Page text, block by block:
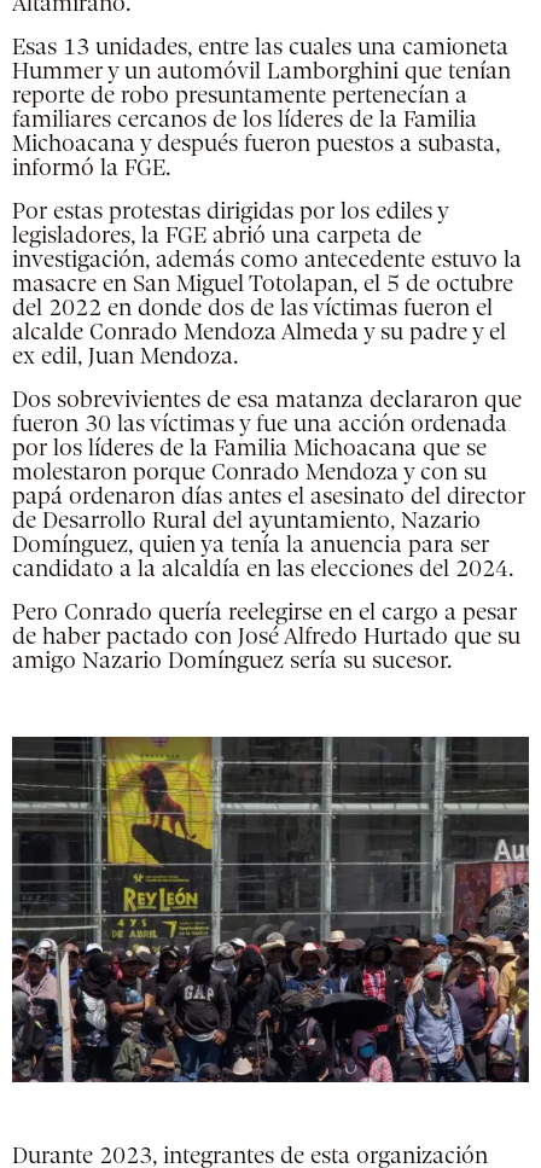
Altamirano.
Esas 13 unidades, entre las cuales una camioneta
Hummer y un automóvil Lamborghini que tenían
reporte de robo presuntamente pertenecían a
familiares cercanos de los líderes de la Familia
Michoacana y después fueron puestos a subasta,
informó la FGE.
Por estas protestas dirigidas por los ediles y
legisladores, la FGE abrió una carpeta de
investigación, además como antecedente estuvo la
masacre en San Miguel Totolapan, el 5 de octubre
del 2022 en donde dos de las víctimas fueron el
alcalde Conrado Mendoza Almeda y su padre y el
ex edil, Juan Mendoza.
Dos sobrevivientes de esa matanza declararon que
fueron 30 las víctimas y fue una acción ordenada
por los líderes de la Familia Michoacana que se
molestaron porque Conrado Mendoza y con su
papá ordenaron días antes el asesinato del director
de Desarrollo Rural del ayuntamiento, Nazario
Domínguez, quien ya tenía la anuencia para ser
candidato a la alcaldía en las elecciones del 2024.
Pero Conrado quería reelegirse en el cargo a pesar
de haber pactado con José Alfredo Hurtado que su
amigo Nazario Domínguez sería su sucesor.
Durante 2023, integrantes de esta organización